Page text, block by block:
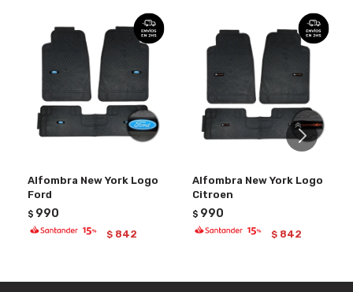
Alfombra New York Logo
Ford
$ 990
$ 842
Alfombra New York Logo
Citroen
$ 990
$ 842